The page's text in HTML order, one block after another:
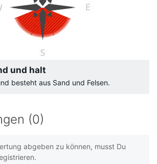
und halt
besteht aus Sand und Felsen.
(0)
abgeben zu können, musst Du